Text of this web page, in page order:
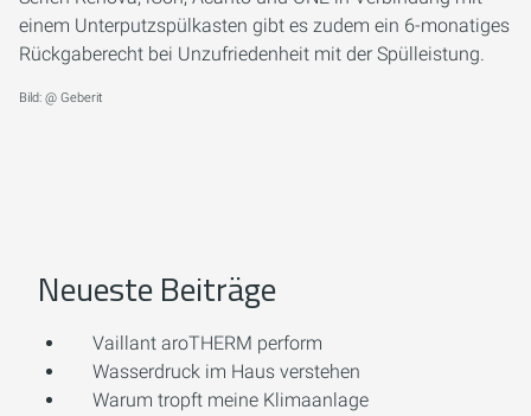
einem Unterputzspülkasten gibt es zudem ein 6-monatiges
Rückgaberecht bei Unzufriedenheit mit der Spülleistung.
Bild: @ Geberit
Neueste Beiträge
Vaillant aroTHERM perform
Wasserdruck im Haus verstehen
Warum tropft meine Klimaanlage